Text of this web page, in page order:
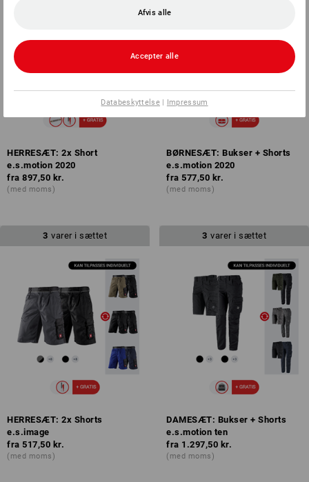
HERRESÆT: 2x Short
e.s.motion 2020
fra 897,50 kr.
(med moms)
BØRNESÆT: Bukser + Shorts
e.s.motion 2020
fra 577,50 kr.
(med moms)
3 varer i sættet
HERRESÆT: 2x Shorts
e.s.image
fra 517,50 kr.
(med moms)
3 varer i sættet
DAMESÆT: Bukser + Shorts
e.s.motion ten
fra 1.297,50 kr.
(med moms)
Afvis alle
Accepter alle
Databeskyttelse| Impressum